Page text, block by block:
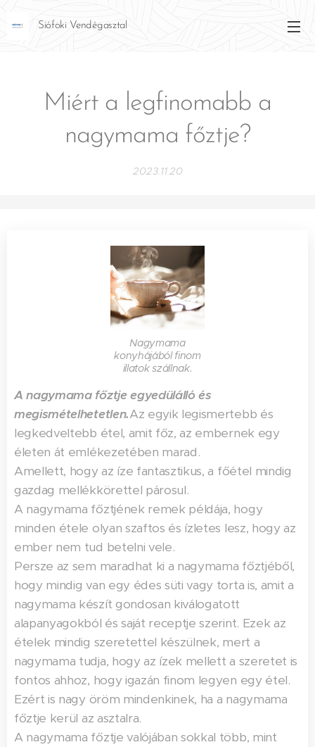
Siófoki Vendégasztal
Miért a legfinomabb a
nagymama főztje?
2023.11.20
Nagymama
konyhájából finom
illatok szállnak.
A nagymama főztje egyedülálló és
megismételhetetlen.Az egyik legismertebb és
legkedveltebb étel, amit főz, az embernek egy
életen át emlékezetében marad.
Amellett, hogy az íze fantasztikus, a főétel mindig
gazdag mellékkörettel párosul.
A nagymama főztjének remek példája, hogy
minden étele olyan szaftos és ízletes lesz, hogy az
ember nem tud betelni vele.
Persze az sem maradhat ki a nagymama főztjéből,
hogy mindig van egy édes süti vagy torta is, amit a
nagymama készít gondosan kiválogatott
alapanyagokból és saját receptje szerint. Ezek az
ételek mindig szeretettel készülnek, mert a
nagymama tudja, hogy az ízek mellett a szeretet is
fontos ahhoz, hogy igazán finom legyen egy étel.
Ezért is nagy öröm mindenkinek, ha a nagymama
főztje kerül az asztalra.
A nagymama főztje valójában sokkal több, mint